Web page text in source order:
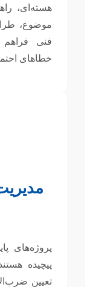
هسته‌ای،
موضوع،
فنی
خطاهای
پروژه‌های
پیچیده
تعیین